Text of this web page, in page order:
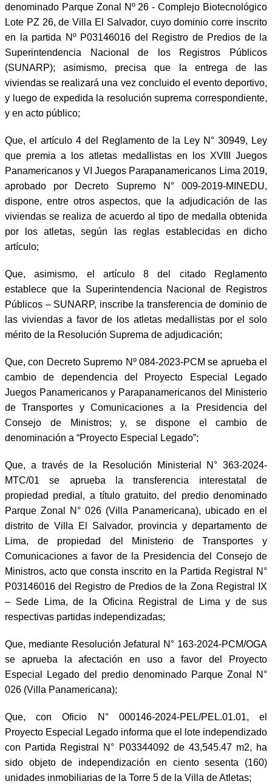
denominado Parque Zonal Nº 26 - Complejo Biotecnológico
Lote PZ 26, de Villa El Salvador, cuyo dominio corre inscrito
en la partida Nº P03146016 del Registro de Predios de la
Superintendencia Nacional de los Registros Públicos
(SUNARP); asimismo, precisa que la entrega de las
viviendas se realizará una vez concluido el evento deportivo,
y luego de expedida la resolución suprema correspondiente,
y en acto público;
Que, el artículo 4 del Reglamento de la Ley N° 30949, Ley
que premia a los atletas medallistas en los XVIII Juegos
Panamericanos y VI Juegos Parapanamericanos Lima 2019,
aprobado por Decreto Supremo N° 009-2019-MINEDU,
dispone, entre otros aspectos, que la adjudicación de las
viviendas se realiza de acuerdo al tipo de medalla obtenida
por los atletas, según las reglas establecidas en dicho
artículo;
Que, asimismo, el artículo 8 del citado Reglamento
establece que la Superintendencia Nacional de Registros
Públicos – SUNARP, inscribe la transferencia de dominio de
las viviendas a favor de los atletas medallistas por el solo
mérito de la Resolución Suprema de adjudicación;
Que, con Decreto Supremo Nº 084-2023-PCM se aprueba el
cambio de dependencia del Proyecto Especial Legado
Juegos Panamericanos y Parapanamericanos del Ministerio
de Transportes y Comunicaciones a la Presidencia del
Consejo de Ministros; y, se dispone el cambio de
denominación a “Proyecto Especial Legado”;
Que, a través de la Resolución Ministerial N° 363-2024-
MTC/01 se aprueba la transferencia interestatal de
propiedad predial, a título gratuito, del predio denominado
Parque Zonal N° 026 (Villa Panamericana), ubicado en el
distrito de Villa El Salvador, provincia y departamento de
Lima, de propiedad del Ministerio de Transportes y
Comunicaciones a favor de la Presidencia del Consejo de
Ministros, acto que consta inscrito en la Partida Registral N°
P03146016 del Registro de Predios de la Zona Registral IX
– Sede Lima, de la Oficina Registral de Lima y de sus
respectivas partidas independizadas;
Que, mediante Resolución Jefatural N° 163-2024-PCM/OGA
se aprueba la afectación en uso a favor del Proyecto
Especial Legado del predio denominado Parque Zonal N°
026 (Villa Panamericana);
Que, con Oficio N° 000146-2024-PEL/PEL.01.01, el
Proyecto Especial Legado informa que el lote independizado
con Partida Registral N° P03344092 de 43,545.47 m2, ha
sido objeto de independización en ciento sesenta (160)
unidades inmobiliarias de la Torre 5 de la Villa de Atletas;